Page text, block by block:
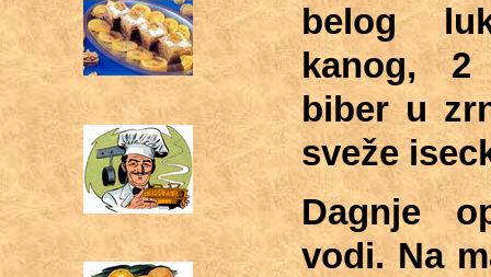
belog
kanog, 2
biber u
sveže
Dagnje
vodi. Na